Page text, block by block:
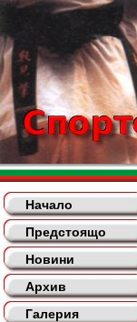
Начало
Предстоящо
Новини
Архив
Галерия